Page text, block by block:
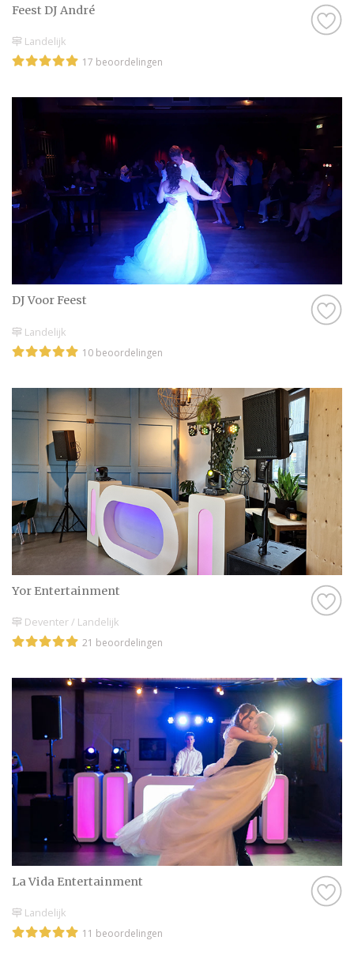
Feest DJ André
Landelijk
17 beoordelingen
DJ Voor Feest
Landelijk
10 beoordelingen
Yor Entertainment
Deventer / Landelijk
21 beoordelingen
La Vida Entertainment
Landelijk
11 beoordelingen